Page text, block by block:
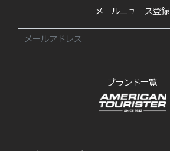
メールニュース登録
ブランド一覧